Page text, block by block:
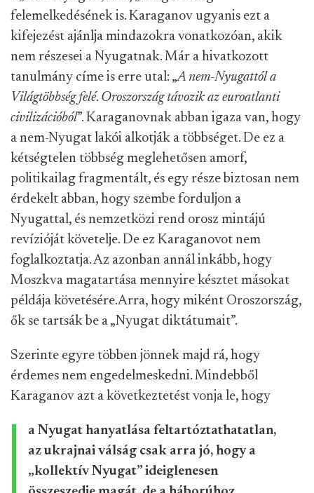
felemelkedésének is. Karaganov ugyanis ezt a
kifejezést ajánlja mindazokra vonatkozóan, akik
nem részesei a Nyugatnak. Már a hivatkozott
tanulmány címe is erre utal: „A nem-Nyugattól a
Világtöbbség felé. Oroszország távozik az euroatlanti
civilizációból”. Karaganovnak abban igaza van, hogy
a nem-Nyugat lakói alkotják a többséget. De ez a
kétségtelen többség meglehetősen amorf,
politikailag fragmentált, és egy része biztosan nem
érdekelt abban, hogy szembe forduljon a
Nyugattal, és nemzetközi rend orosz mintájú
revízióját követelje. De ez Karaganovot nem
foglalkoztatja. Az azonban annál inkább, hogy
Moszkva magatartása mennyire késztet másokat
példája követésére.Arra, hogy miként Oroszország,
ők se tartsák be a „Nyugat diktátumait”.
Szerinte egyre többen jönnek majd rá, hogy
érdemes nem engedelmeskedni. Mindebből
Karaganov azt a következtetést vonja le, hogy
a Nyugat hanyatlása feltartóztathatatlan,
az ukrajnai válság csak arra jó, hogy a
„kollektív Nyugat” ideiglenesen